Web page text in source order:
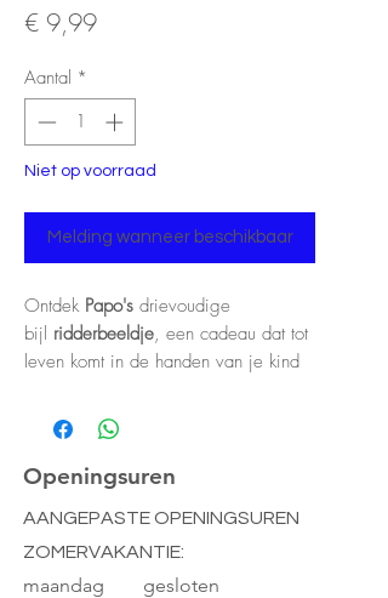
€ 9,99Prijs
Aantal *
Niet op voorraad
Melding wanneer beschikbaar
Ontdek Papo's drievoudige
bijl ridderbeeldje, een cadeau dat tot
leven komt in de handen van je kind
wereld van ridders.
Als je goed kijkt, zie je bij het vallen
van de avond de draak van de
betoverde koninkrijk, bereden door de
drievoudige bijlridder. Samen zorgen
ze in het grootste geheim voor de
Openingsuren
AANGEPASTE OPENINGSUREN
ZOMERVAKANTIE:
maandag gesloten